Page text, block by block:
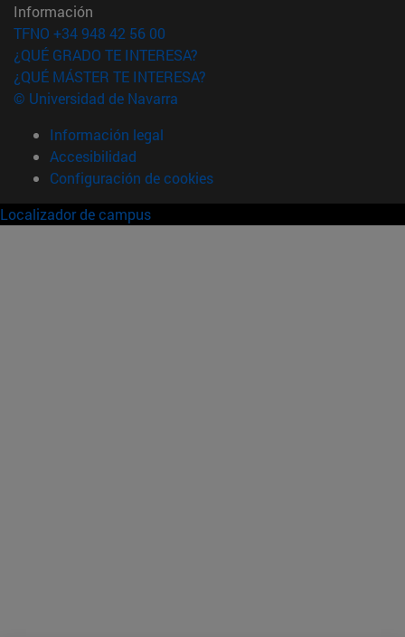
Información
TFNO +34 948 42 56 00
¿QUÉ GRADO TE INTERESA?
¿QUÉ MÁSTER TE INTERESA?
© Universidad de Navarra
Información legal
Accesibilidad
Configuración de cookies
Localizador de campus